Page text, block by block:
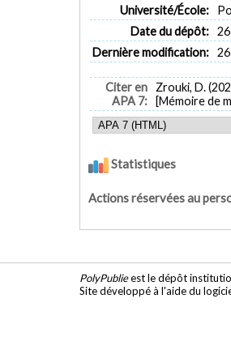
ABSTRACT
Primary Angle Closure
populations and certain
diagnostic methods
the Van Herick test,
eye contact or pupil
techniques to calculate
anterior segment images
the images and
results, especially for
resource-constrained
Université/École:
Date du dépôt:
Dernière modification:
Citer en
APA 7:
Zrouki, D.
[Mémoire de
Statistiques
Actions réservées au
PolyPublieest le dépôt
Site développé à l'aide du